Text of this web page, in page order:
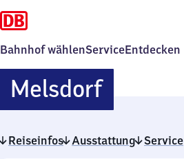
Bahnhof wählenServiceEntdecken
MelsdorfMelsdorf
Reiseinfos Ausstattung Service